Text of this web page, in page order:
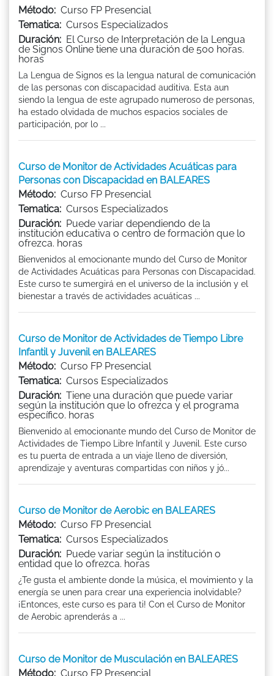
Método: Curso FP Presencial
Tematica: Cursos Especializados
Duración: El Curso de Interpretación de la Lengua
de Signos Online tiene una duración de 500 horas.
horas
La Lengua de Signos es la lengua natural de comunicación
de las personas con discapacidad auditiva. Esta aun
siendo la lengua de este agrupado numeroso de personas,
ha estado olvidada de muchos espacios sociales de
participación, por lo ...
Curso de Monitor de Actividades Acuáticas para
Personas con Discapacidad en BALEARES
Método: Curso FP Presencial
Tematica: Cursos Especializados
Duración: Puede variar dependiendo de la
institución educativa o centro de formación que lo
ofrezca. horas
Bienvenidos al emocionante mundo del Curso de Monitor
de Actividades Acuáticas para Personas con Discapacidad.
Este curso te sumergirá en el universo de la inclusión y el
bienestar a través de actividades acuáticas ...
Curso de Monitor de Actividades de Tiempo Libre
Infantil y Juvenil en BALEARES
Método: Curso FP Presencial
Tematica: Cursos Especializados
Duración: Tiene una duración que puede variar
según la institución que lo ofrezca y el programa
específico. horas
Bienvenido al emocionante mundo del Curso de Monitor de
Actividades de Tiempo Libre Infantil y Juvenil. Este curso
es tu puerta de entrada a un viaje lleno de diversión,
aprendizaje y aventuras compartidas con niños y jó...
Curso de Monitor de Aerobic en BALEARES
Método: Curso FP Presencial
Tematica: Cursos Especializados
Duración: Puede variar según la institución o
entidad que lo ofrezca. horas
¿Te gusta el ambiente donde la música, el movimiento y la
energía se unen para crear una experiencia inolvidable?
¡Entonces, este curso es para ti! Con el Curso de Monitor
de Aerobic aprenderás a ...
Curso de Monitor de Musculación en BALEARES
Método: Curso FP Presencial